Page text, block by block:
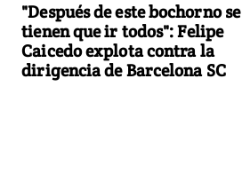
"Después de este bochorno se
tienen que ir todos": Felipe
Caicedo explota contra la
dirigencia de Barcelona SC